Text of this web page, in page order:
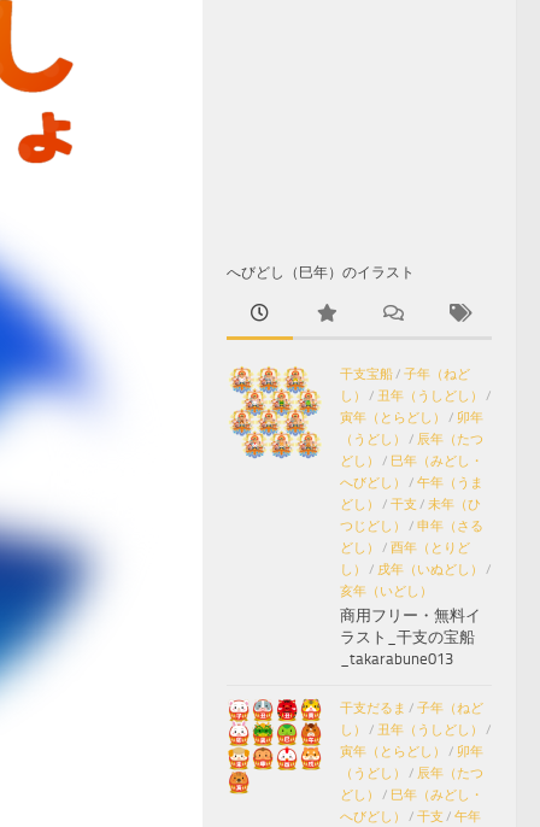
へびどし（巳年）のイラスト
干支宝船/ 子年（ねど
し）
/ 丑年（うしどし）
/
寅年（とらどし）
/ 卯年
（うどし）
/ 辰年（たつ
どし）
/ 巳年（みどし・
へびどし）
/ 午年（うま
どし）
/ 干支 / 未年（ひ
つじどし）
/ 申年（さる
どし）
/ 酉年（とりど
し）
/ 戌年（いぬどし）
/
亥年（いどし）
商用フリー・無料イ
ラスト_干支の宝船
_takarabune013
干支だるま / 子年（ねど
し）
/ 丑年（うしどし）
/
寅年（とらどし）
/ 卯年
（うどし）
/ 辰年（たつ
どし）
/ 巳年（みどし・
へびどし）
/ 干支 / 午年